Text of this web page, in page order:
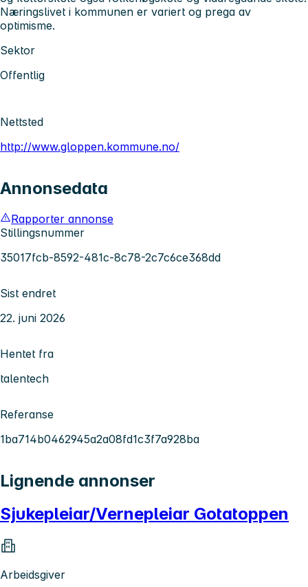
Næringslivet i kommunen er variert og prega av
optimisme.
Sektor
Offentlig
Nettsted
http://www.gloppen.kommune.no/
Annonsedata
Rapporter annonse
Stillingsnummer
35017fcb-8592-481c-8c78-2c7c6ce368dd
Sist endret
22. juni 2026
Hentet fra
talentech
Referanse
1ba714b0462945a2a08fd1c3f7a928ba
Lignende annonser
Sjukepleiar/Vernepleiar Gotatoppen
Arbeidsgiver